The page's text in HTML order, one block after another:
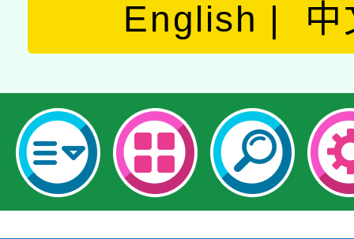
English 中